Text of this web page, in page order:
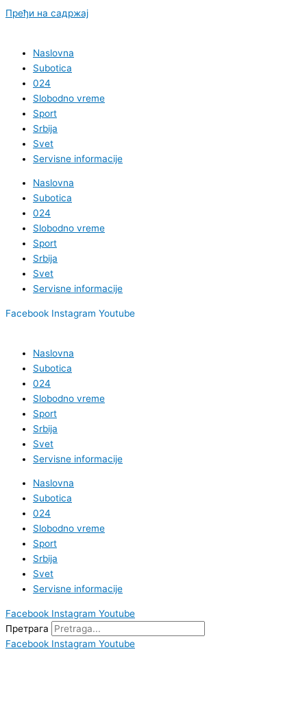
Пређи на садржај
Naslovna
Subotica
024
Slobodno vreme
Sport
Srbija
Svet
Servisne informacije
Naslovna
Subotica
024
Slobodno vreme
Sport
Srbija
Svet
Servisne informacije
Facebook Instagram Youtube
Naslovna
Subotica
024
Slobodno vreme
Sport
Srbija
Svet
Servisne informacije
Naslovna
Subotica
024
Slobodno vreme
Sport
Srbija
Svet
Servisne informacije
Facebook Instagram Youtube
Претрага
Facebook Instagram Youtube